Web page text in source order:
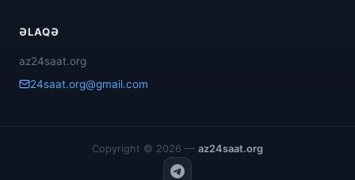
ƏLAQƏ
az24saat.org
24saat.org@gmail.com
Copyright © 2026 — az24saat.org